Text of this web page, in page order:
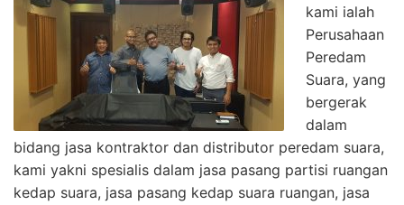
kami ialah
Perusahaan
Peredam
Suara, yang
bergerak
dalam
bidang jasa kontraktor dan distributor peredam suara,
kami yakni spesialis dalam jasa pasang partisi ruangan
kedap suara, jasa pasang kedap suara ruangan, jasa